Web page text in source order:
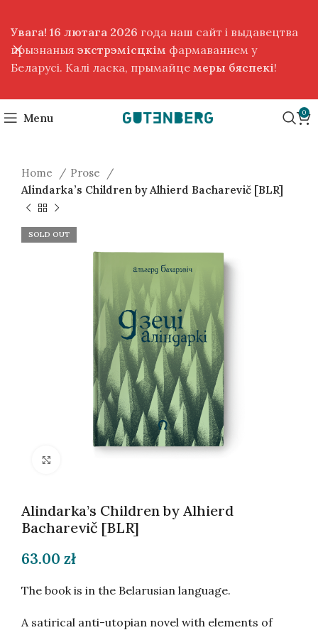
Menu 0
Home
Prose
Alindarka’s Children by Alhierd Bacharevič [BLR]
SOLD OUT
Alindarka’s Children by Alhierd
Bacharevič [BLR]
63.00 zł
The book is in the Belarusian language.
A satirical anti-utopian novel with elements of
Увага! 16 лютага 2026 года наш сайт і выдавецтва
прызнаныя экстрэмісцкім фармаваннем у
Беларусі. Калі ласка, прымайце меры бяспекі!